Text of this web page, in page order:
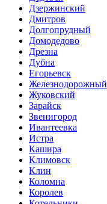
Дзержинский
Дмитров
Долгопрудный
Домодедово
Дрезна
Дубна
Егорьевск
Железнодорожный
Жуковский
Зарайск
Звенигород
Ивантеевка
Истра
Кашира
Климовск
Клин
Коломна
Королев